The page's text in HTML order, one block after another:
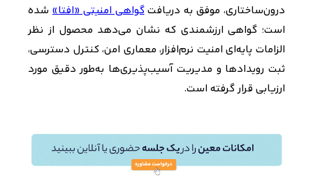
درون‌ساختاری، موفق به دریافتگواهی امنیتی «افتا»شده
است؛ گواهی ارزشمندی که نشان می‌دهد محصول از نظر
الزامات پایه‌ای امنیت نرم‌افزار، معماری امن، کنترل دسترسی،
ثبت رویدادها و مدیریت آسیب‌پذیری‌ها به‌طور دقیق مورد
ارزیابی قرار گرفته است.